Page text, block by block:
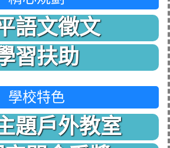
語文徵文
習扶助
學校特色
題戶外教室